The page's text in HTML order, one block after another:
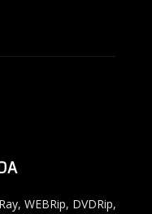
WEBRip, DVDRip,